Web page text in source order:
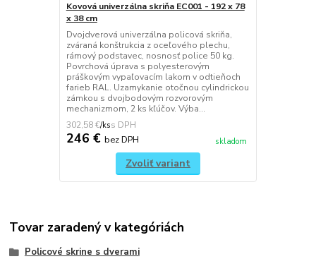
Kovová univerzálna skriňa EC001 - 192 x 78
x 38 cm
Dvojdverová univerzálna policová skriňa,
zváraná konštrukcia z oceľového plechu,
rámový podstavec, nosnosť police 50 kg.
Povrchová úprava s polyesterovým
práškovým vypaľovacím lakom v odtieňoch
farieb RAL. Uzamykanie otočnou cylindrickou
zámkou s dvojbodovým rozvorovým
mechanizmom, 2 ks kľúčov. Výba...
302,58 €/ks
246 € bez DPH skladom
Zvoliť variant
Tovar zaradený v kategóriách
Policové skrine s dverami